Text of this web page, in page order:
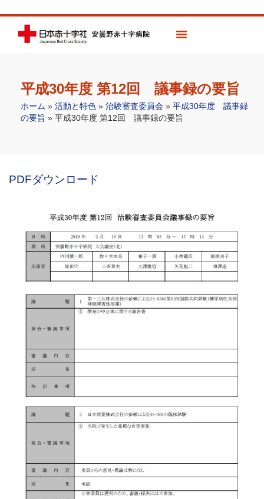
平成30年度 第12回 議事録の要旨
ホーム » 活動と特色 » 治験審査委員会 » 平成30年度 議事録
の要旨 » 平成30年度 第12回 議事録の要旨
PDFダウンロード